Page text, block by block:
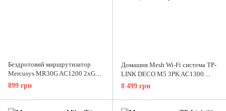
Бездротовий маршрутизатор
Mercusys MR30G AC1200 2xGE
LAN 1xGE WAN MU-MIMO
(MR30G)
899 грн
Домашня Mesh Wi-Fi система TP-
LINK DECO M5 3PK AC1300
1xGE LAN 1xGE WAN MU-MIMO
(DECO-M5-3-PACK)
8 499 грн